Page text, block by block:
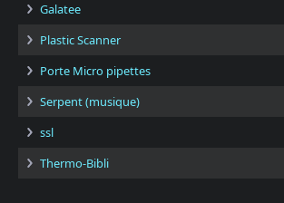
Galatee
Plastic Scanner
Porte Micro pipettes
Serpent (musique)
ssl
Thermo-Bibli